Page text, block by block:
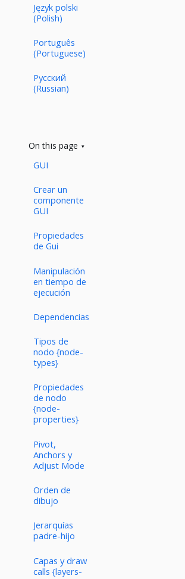
Język polski
(Polish)
Português
(Portuguese)
Русский
(Russian)
On this page
GUI
Crear un
componente
GUI
Propiedades
de Gui
Manipulación
en tiempo de
ejecución
Dependencias
Tipos de
nodo {node-
types}
Propiedades
de nodo
{node-
properties}
Pivot,
Anchors y
Adjust Mode
Orden de
dibujo
Jerarquías
padre-hijo
Capas y draw
calls {layers-